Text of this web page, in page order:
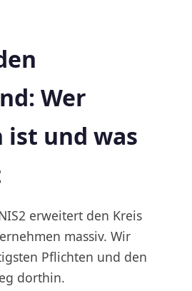
Wer
und was
erweitert den Kreis
massiv. Wir
Pflichten und den
dorthin.